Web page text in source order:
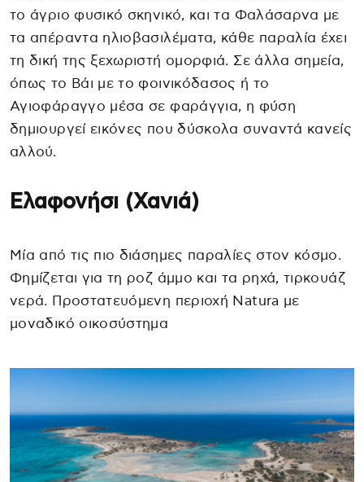
το άγριο φυσικό σκηνικό, και τα Φαλάσαρνα με
τα απέραντα ηλιοβασιλέματα, κάθε παραλία έχει
τη δική της ξεχωριστή ομορφιά. Σε άλλα σημεία,
όπως το Βάι με το φοινικόδασος ή το
Αγιοφάραγγο μέσα σε φαράγγια, η φύση
δημιουργεί εικόνες που δύσκολα συναντά κανείς
αλλού.
Ελαφονήσι (Χανιά)
Μία από τις πιο διάσημες παραλίες στον κόσμο.
Φημίζεται για τη ροζ άμμο και τα ρηχά, τιρκουάζ
νερά. Προστατευόμενη περιοχή Natura με
μοναδικό οικοσύστημα